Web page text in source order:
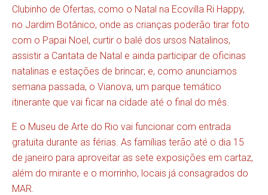
Clubinho de Ofertas, como o Natal na Ecovilla Ri Happy,
no Jardim Botânico, onde as crianças poderão tirar foto
com o Papai Noel, curtir o balé dos ursos Natalinos,
assistir a Cantata de Natal e ainda participar de oficinas
natalinas e estações de brincar; e, como anunciamos
semana passada, o Vianova, um parque temático
itinerante que vai ficar na cidade até o final do mês.
E o Museu de Arte do Rio vai funcionar com entrada
gratuita durante as férias. As famílias terão até o dia 15
de janeiro para aproveitar as sete exposições em cartaz,
além do mirante e o morrinho, locais já consagrados do
MAR.